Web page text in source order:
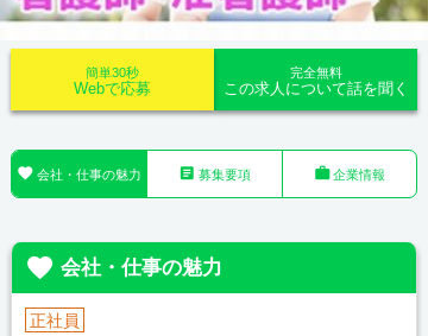
完全無料
この求人について話を聞く
簡単30秒
Webで応募
 会社・仕事の魅力  募集要項 企業情報
 会社・仕事の魅力
正社員